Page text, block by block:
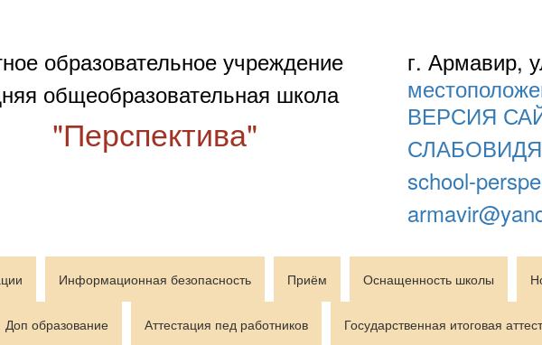
образовательное учреждение
общеобразовательная школа
"Перспектива"
г. Армавир,
ВЕРСИЯ
school-
Информационная безопасность Приём Оснащенность школы
Доп образование Аттестация пед работников Государственная итоговая